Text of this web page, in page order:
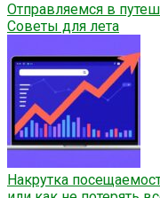
Отправляемся в
Советы для лета
Накрутка